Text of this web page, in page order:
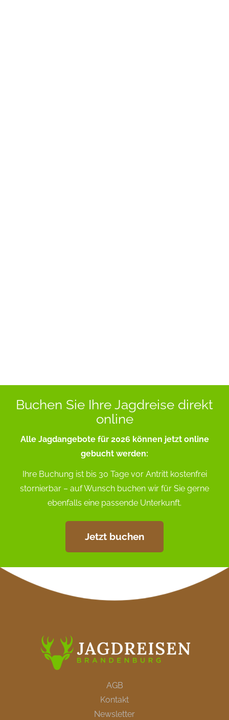
Buchen Sie Ihre Jagdreise direkt
online
Alle Jagdangebote für 2026 können jetzt online
gebucht werden:
Ihre Buchung ist bis 30 Tage vor Antritt kostenfrei
stornierbar – auf Wunsch buchen wir für Sie gerne
ebenfalls eine passende Unterkunft.
Jetzt buchen
AGB
Kontakt
Newsletter